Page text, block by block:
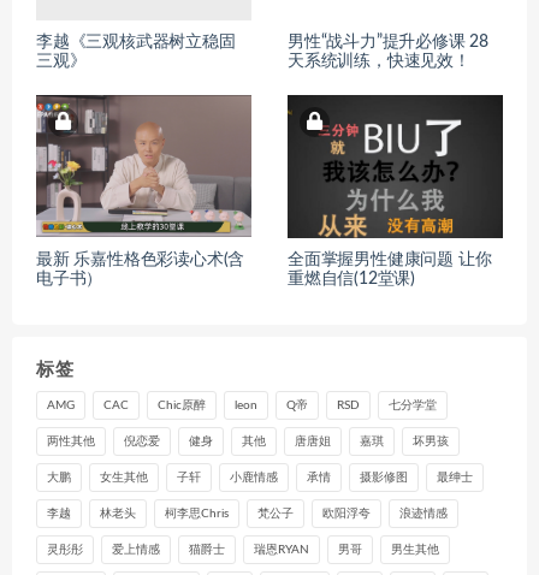
李越《三观核武器树立稳固
三观》
男性“战斗力”提升必修课 28
天系统训练，快速见效！
最新 乐嘉性格色彩读心术(含
电子书）
全面掌握男性健康问题 让你
重燃自信(12堂课)
标签
AMG CAC Chic原醉 leon Q帝 RSD 七分学堂
两性其他 倪恋爱 健身 其他 唐唐姐 嘉琪 坏男孩
大鹏 女生其他 子轩 小鹿情感 承情 摄影修图 最绅士
李越 林老头 柯李思Chris 梵公子 欧阳浮夸 浪迹情感
灵彤彤 爱上情感 猫爵士 瑞恩RYAN 男哥 男生其他